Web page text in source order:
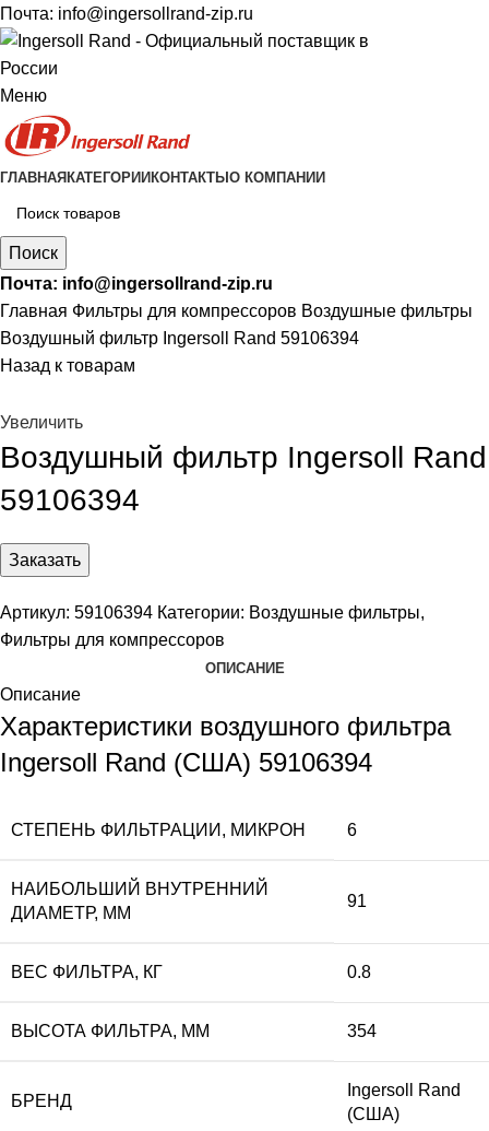
Почта: info@ingersollrand-zip.ru
Меню
ГЛАВНАЯ КАТЕГОРИИ КОНТАКТЫ О КОМПАНИИ
Поиск
Почта: info@ingersollrand-zip.ru
Главная Фильтры для компрессоров Воздушные фильтры
Воздушный фильтр Ingersoll Rand 59106394
Назад к товарам
Увеличить
Воздушный фильтр Ingersoll Rand
59106394
Заказать
Артикул: 59106394 Категории: Воздушные фильтры,
Фильтры для компрессоров
ОПИСАНИЕ
Описание
Характеристики воздушного фильтра
Ingersoll Rand (США) 59106394
СТЕПЕНЬ ФИЛЬТРАЦИИ, МИКРОН 6
НАИБОЛЬШИЙ ВНУТРЕННИЙ
ДИАМЕТР, ММ
91
ВЕС ФИЛЬТРА, КГ 0.8
ВЫСОТА ФИЛЬТРА, ММ 354
БРЕНД
Ingersoll Rand
(США)